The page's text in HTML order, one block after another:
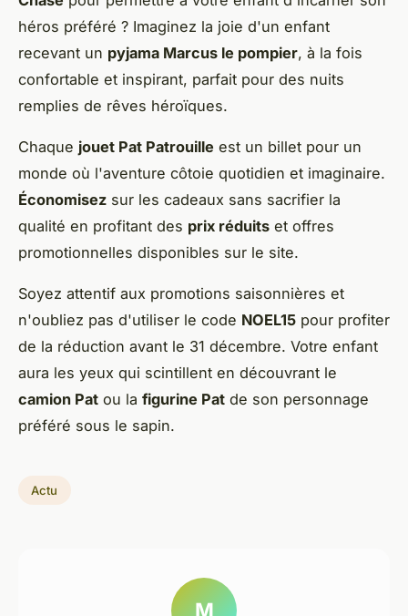
héros préféré ? Imaginez la joie d'un enfant
recevant un pyjama Marcus le pompier, à la fois
confortable et inspirant, parfait pour des nuits
remplies de rêves héroïques.
Chaque jouet Pat Patrouille est un billet pour un
monde où l'aventure côtoie quotidien et imaginaire.
Économisez sur les cadeaux sans sacrifier la
qualité en profitant des prix réduits et offres
promotionnelles disponibles sur le site.
Soyez attentif aux promotions saisonnières et
n'oubliez pas d'utiliser le code NOEL15 pour profiter
de la réduction avant le 31 décembre. Votre enfant
aura les yeux qui scintillent en découvrant le
camion Pat ou la figurine Pat de son personnage
préféré sous le sapin.
Actu
M